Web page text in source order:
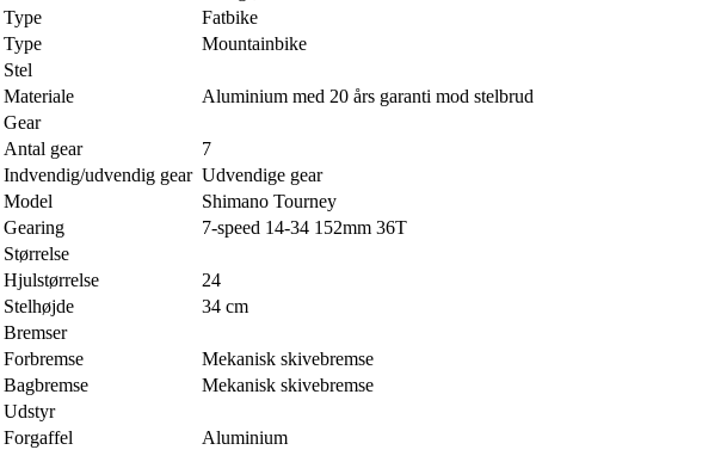
Type
Fatbike
Type
Mountainbike
Stel
Materiale
Aluminium med 20 års garanti mod stelbrud
Gear
Antal gear
7
Indvendig/udvendig gear Udvendige gear
Model
Shimano Tourney
Gearing
7-speed 14-34 152mm 36T
Størrelse
Hjulstørrelse
24
Stelhøjde
34 cm
Bremser
Forbremse
Mekanisk skivebremse
Bagbremse
Mekanisk skivebremse
Udstyr
Forgaffel
Aluminium